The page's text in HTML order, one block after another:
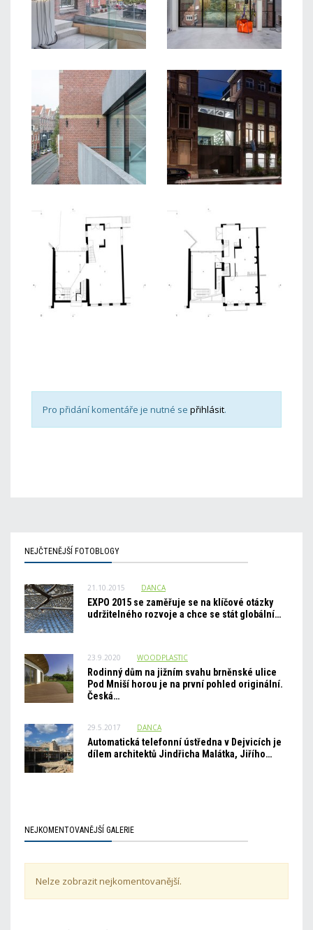
Pro přidání komentáře je nutné se přihlásit.
NEJČTENĚJŠÍ FOTOBLOGY
21.10.2015 DANCA
EXPO 2015 se zaměřuje se na klíčové otázky
udržitelného rozvoje a chce se stát globální…
23.9.2020 WOODPLASTIC
Rodinný dům na jižním svahu brněnské ulice
Pod Mniší horou je na první pohled originální.
Česká…
29.5.2017 DANCA
Automatická telefonní ústředna v Dejvicích je
dílem architektů Jindřicha Malátka, Jiřího…
NEJKOMENTOVANĚJŠÍ GALERIE
Nelze zobrazit nejkomentovanější.